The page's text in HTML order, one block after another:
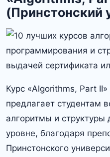
(Принстонский
Курс «Algorithms, Part
предлагает студентам
алгоритмы и
уровне, благодаря
Принстонского